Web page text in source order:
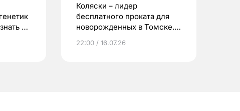
до
Коляски – лидер
бесплатного проката для
новорожденных в Томске.
22:00 / 16.07.26